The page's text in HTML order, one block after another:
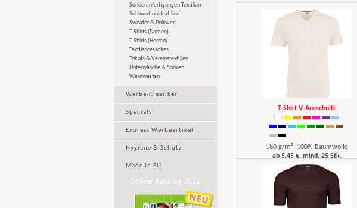
Sonderanfertigungen Textilien
Sublimationstextilien
Sweater & Pullover
T-Shirts (Damen)
T-Shirts (Herren)
Textilaccessoires
Trikots & Vereinstextilien
Unterwäsche & Socken
Warnwesten
Werbe-Klassiker
Specials
Express Werbeartikel
Hygiene & Schutz
Made in EU
Online-Katalog 2026
T-Shirt V-Ausschnitt
180 g/m², 100% Baumwolle
ab 5,45 €, mind. 25 Stk.